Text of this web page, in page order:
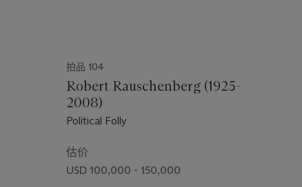
拍品 104
Robert Rauschenberg (1925-
2008)
Political Folly
估价
USD 100,000 - 150,000